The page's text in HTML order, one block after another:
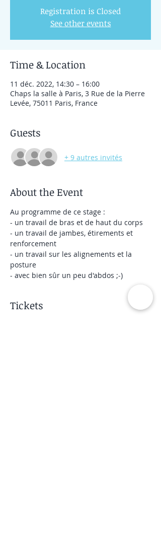
Registration is Closed
See other events
Time & Location
11 déc. 2022, 14:30 – 16:00
Chaps la salle à Paris, 3 Rue de la Pierre
Levée, 75011 Paris, France
Guests
+ 9 autres invités
About the Event
Au programme de ce stage :
- un travail de bras et de haut du corps
- un travail de jambes, étirements et
renforcement
- un travail sur les alignements et la
posture
- avec bien sûr un peu d'abdos ;-)
Tickets